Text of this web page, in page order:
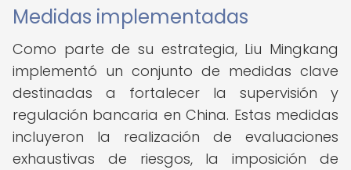
Medidas implementadas
Como parte de su estrategia, Liu Mingkang
implementó un conjunto de medidas clave
destinadas a fortalecer la supervisión y
regulación bancaria en China. Estas medidas
incluyeron la realización de evaluaciones
exhaustivas de riesgos, la imposición de